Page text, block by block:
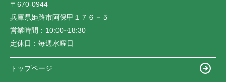
〒670-0944
兵庫県姫路市阿保甲１７６－５
営業時間： 10:00~18:30
定休日： 毎週水曜日
トップページ